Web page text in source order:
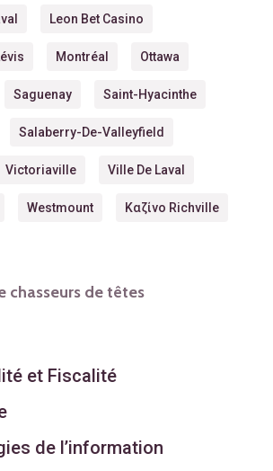
Leon Bet Casino
Montréal Ottawa
Saguenay Saint-Hyacinthe
Salaberry-De-Valleyfield
Victoriaville Ville De Laval
Westmount Καζίνο Richville
chasseurs de têtes
et Fiscalité
de l’information